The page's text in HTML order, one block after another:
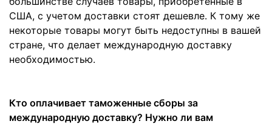
США, с учетом доставки стоят дешевле. К тому же
некоторые товары могут быть недоступны в вашей
стране, что делает международную доставку
необходимостью.
Кто оплачивает таможенные сборы за
международную доставку? Нужно ли вам